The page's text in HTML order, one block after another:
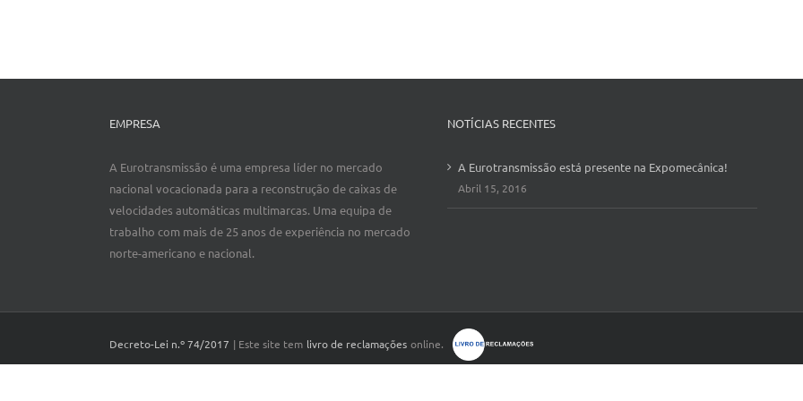
EMPRESA
A Eurotransmissão é uma empresa líder no mercado
nacional vocacionada para a reconstrução de caixas de
velocidades automáticas multimarcas. Uma equipa de
trabalho com mais de 25 anos de experiência no mercado
norte-americano e nacional.
NOTÍCIAS RECENTES
A Eurotransmissão está presente na Expomecânica!
Abril 15, 2016
Decreto-Lei n.º 74/2017 | Este site tem livro de reclamações online.